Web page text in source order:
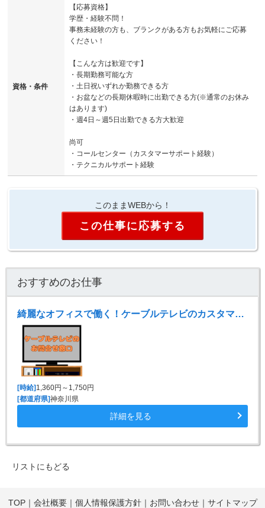
資格・条件
【応募資格】
学歴・経験不問！
事務未経験の方も、ブランクがある方もお気軽にご応募
ください！
【こんな方は歓迎です】
・長期勤務可能な方
・土日祝いずれか勤務できる方
・お盆などの長期休暇時に出勤できる方(※通常のお休み
はあります)
・週4日～週5日出勤できる方大歓迎
尚可
・コールセンター（カスタマーサポート経験）
・テクニカルサポート経験
このままWEBから！
この仕事に応募する
おすすめのお仕事
綺麗なオフィスで働く！ケーブルテレビのカスタマーサポート
[時給]1,360円～1,750円
[都道府県]神奈川県
詳細を見る
リストにもどる
TOP｜ 会社概要｜ 個人情報保護方針｜ お問い合わせ｜ サイトマップ